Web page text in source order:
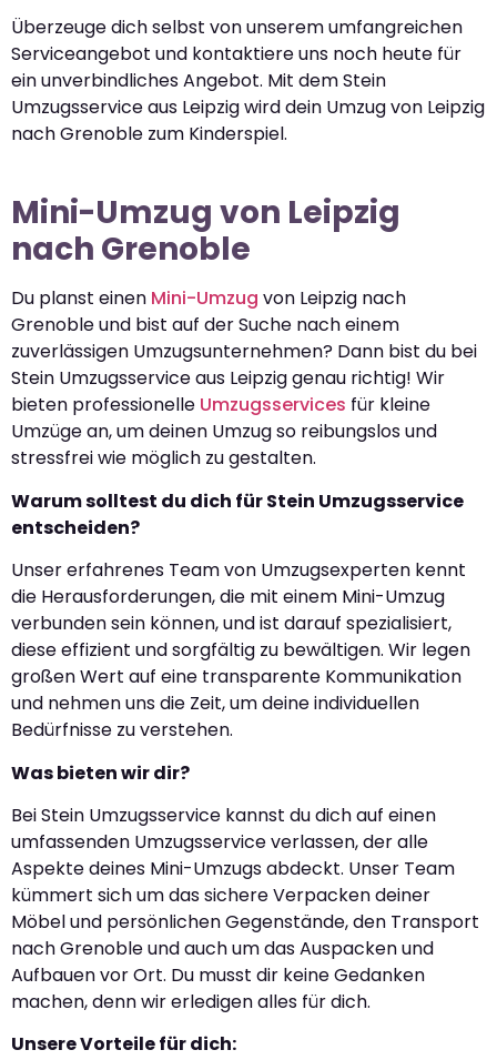
Überzeuge dich selbst von unserem umfangreichen
Serviceangebot und kontaktiere uns noch heute für
ein unverbindliches Angebot. Mit dem Stein
Umzugsservice aus Leipzig wird dein Umzug von Leipzig
nach Grenoble zum Kinderspiel.
Mini-Umzug von Leipzig
nach Grenoble
Du planst einen Mini-Umzug von Leipzig nach
Grenoble und bist auf der Suche nach einem
zuverlässigen Umzugsunternehmen? Dann bist du bei
Stein Umzugsservice aus Leipzig genau richtig! Wir
bieten professionelle Umzugsservices für kleine
Umzüge an, um deinen Umzug so reibungslos und
stressfrei wie möglich zu gestalten.
Warum solltest du dich für Stein Umzugsservice
entscheiden?
Unser erfahrenes Team von Umzugsexperten kennt
die Herausforderungen, die mit einem Mini-Umzug
verbunden sein können, und ist darauf spezialisiert,
diese effizient und sorgfältig zu bewältigen. Wir legen
großen Wert auf eine transparente Kommunikation
und nehmen uns die Zeit, um deine individuellen
Bedürfnisse zu verstehen.
Was bieten wir dir?
Bei Stein Umzugsservice kannst du dich auf einen
umfassenden Umzugsservice verlassen, der alle
Aspekte deines Mini-Umzugs abdeckt. Unser Team
kümmert sich um das sichere Verpacken deiner
Möbel und persönlichen Gegenstände, den Transport
nach Grenoble und auch um das Auspacken und
Aufbauen vor Ort. Du musst dir keine Gedanken
machen, denn wir erledigen alles für dich.
Unsere Vorteile für dich: